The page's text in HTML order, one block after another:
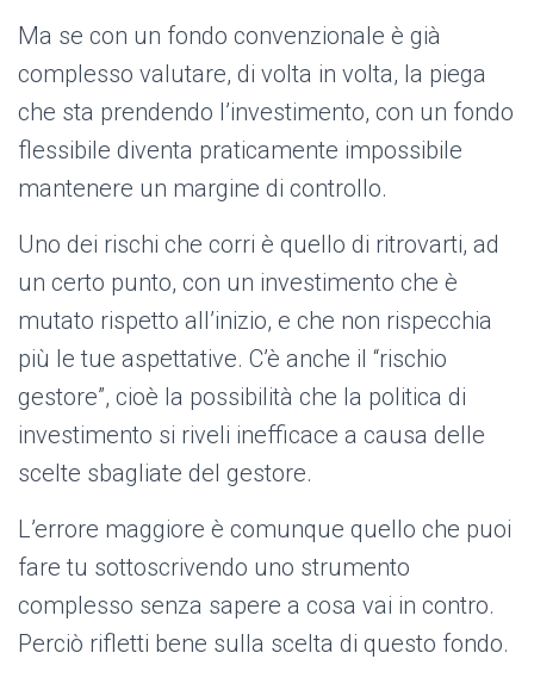
Ma se con un fondo convenzionale è già
complesso valutare, di volta in volta, la piega
che sta prendendo l’investimento, con un fondo
flessibile diventa praticamente impossibile
mantenere un margine di controllo.
Uno dei rischi che corri è quello di ritrovarti, ad
un certo punto, con un investimento che è
mutato rispetto all’inizio, e che non rispecchia
più le tue aspettative. C’è anche il “rischio
gestore”, cioè la possibilità che la politica di
investimento si riveli inefficace a causa delle
scelte sbagliate del gestore.
L’errore maggiore è comunque quello che puoi
fare tu sottoscrivendo uno strumento
complesso senza sapere a cosa vai in contro.
Perciò rifletti bene sulla scelta di questo fondo.